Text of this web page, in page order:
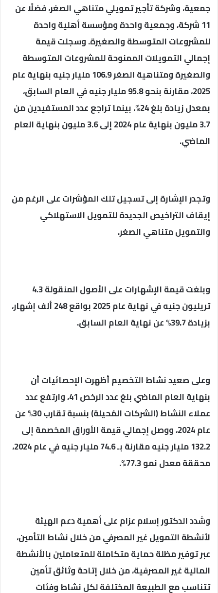
جمعية، وشركة تأجير تمويلي متناهي الصغر، فضلًا عن
11 شركة، وجمعية واحدة ومؤسسة أهلية واحدة
للمشروعات المتوسطة والصغيرة. وسجلت قيمة
إجمالي التمويلات الممنوحة للمشروعات المتوسطة
والصغيرة ومتناهية الصغر 106.9 مليار جنيه بنهاية عام
2025، مقارنة بنحو 95.8 مليار جنيه في العام السابق،
بمعدل زيادة بلغ 24%. بينما تراجع عدد المستفيدين من
3.7 مليون بنهاية عام 2024 إلى 3.6 مليون بنهاية العام
الماضي.
وتجدر الإشارة إلى تسجيل تلك المؤشرات على الرغم من
إيقاف التراخيص الجديدة للتمويل الاستهلاكي
والتمويل متناهي الصغر.
وبلغت قيمة الإشهارات على الأصول المنقولة 4.3
تريليون جنيه في نهاية عام 2025 بواقع 248 ألف إشهار،
بزيادة 39.7% عن نهاية العام السابق.
وعلى صعيد نشاط التخصيم أظهرت الإحصائيات أن
بنهاية العام الماضي بلغ عدد الرخص 41، وارتفع عدد
عملاء النشاط (الشركات المُحيلة) بنسبة تقارب 30% عن
عام 2024، ووصل إجمالي قيمة الأوراق المخصمة إلى
132.2 مليار جنيه مقارنة بـ 74.6 مليار جنيه في عام 2024،
محققة معدل نمو 77.3%.
وشدد الدكتور إسلام عزام على أهمية دعم الهيئة
لأنشطة التمويل غير المصرفي من خلال نشاط التأمين،
عبر توفير مظلة حماية متكاملة للمتعاملين بالأنشطة
المالية غير المصرفية، من خلال إتاحة وثائق تأمين
تتناسب مع الطبيعة المختلفة لكل نشاط وفئات